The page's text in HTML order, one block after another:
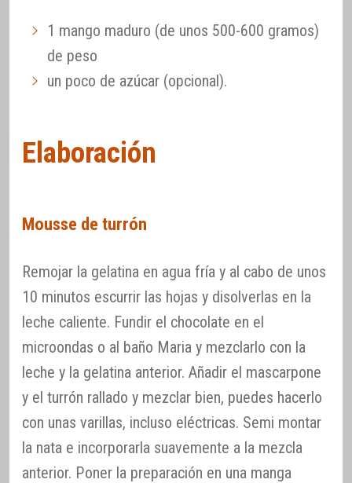
1 mango maduro (de unos 500-600 gramos)
de peso
un poco de azúcar (opcional).
Elaboración
Mousse de turrón
Remojar la gelatina en agua fría y al cabo de unos
10 minutos escurrir las hojas y disolverlas en la
leche caliente. Fundir el chocolate en el
microondas o al baño Maria y mezclarlo con la
leche y la gelatina anterior. Añadir el mascarpone
y el turrón rallado y mezclar bien, puedes hacerlo
con unas varillas, incluso eléctricas. Semi montar
la nata e incorporarla suavemente a la mezcla
anterior. Poner la preparación en una manga